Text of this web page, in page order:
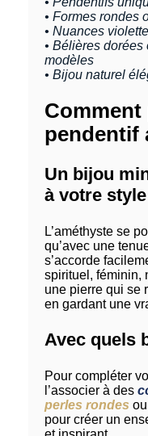
• Formes rondes
• Nuances
• Bélières
modèles
• Bijou naturel
pendentif
Un bijou
à votre style
L’améthyste se
qu’avec une
s’accorde
spirituel, féminin,
une pierre qui se
en gardant une
Avec quels
Pour compléter
l’associer à des
perles rondes
pour créer un